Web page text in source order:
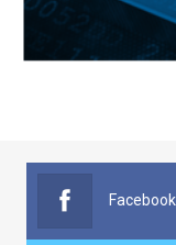
Facebook